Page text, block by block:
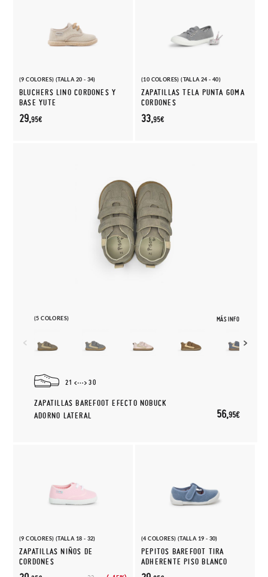
(9 COLORES) (TALLA 20 - 34)
BLUCHERS LINO CORDONES Y
BASE YUTE
29,95€
(10 COLORES) (TALLA 24 - 40)
ZAPATILLAS TELA PUNTA GOMA
CORDONES
33,95€
(5 COLORES) MÁS INFO
21 30
ZAPATILLAS BAREFOOT EFECTO NOBUCK
ADORNO LATERAL
56,95€
(9 COLORES) (TALLA 18 - 32)
ZAPATILLAS NIÑOS DE
CORDONES
(4 COLORES) (TALLA 19 - 30)
PEPITOS BAREFOOT TIRA
ADHERENTE PISO BLANCO